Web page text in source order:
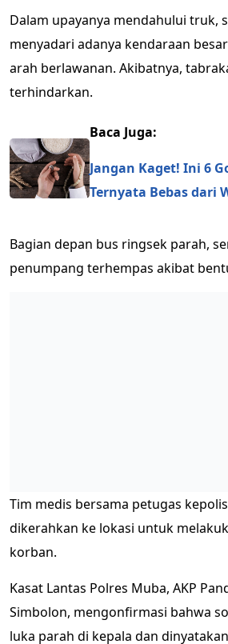
Dalam upayanya mendahului truk,
menyadari adanya kendaraan
arah berlawanan. Akibatnya,
terhindarkan.
Baca Juga:
Jangan Kaget! Ini 6
Ternyata Bebas dari
Bagian depan bus ringsek parah,
penumpang terhempas akibat
Tim medis bersama petugas
dikerahkan ke lokasi untuk
korban.
Kasat Lantas Polres Muba, AKP
Simbolon, mengonfirmasi bahwa
luka parah di kepala dan